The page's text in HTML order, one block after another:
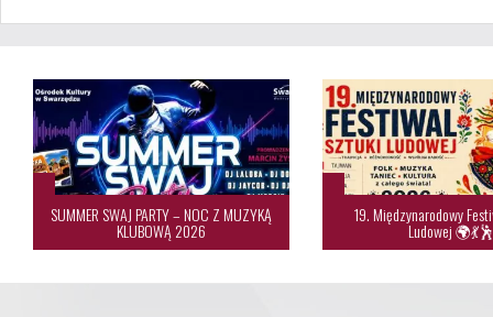
SUMMER SWAJ PARTY – NOC Z MUZYKĄ
KLUBOWĄ 2026
19. Międzynarodowy
Ludowej 🌍💃🕺